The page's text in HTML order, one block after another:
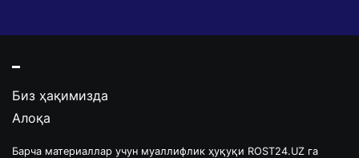
Биз ҳақимизда
Алоқа
Барча материаллар учун муаллифлик ҳуқуқи ROST24.UZ га